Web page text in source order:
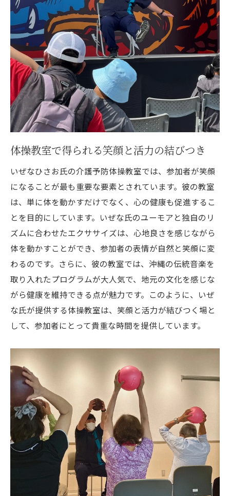
化
笑いと健康を届ける旅の記録
地域の魅力を引き出すイベント
全国のシニアが集う交流の場
沖縄発の健康法が全国を活気づける
いぜなひさお氏の魅力笑いと健康を届けるシニ
アアイドルの秘密
笑いの力を活かした健康法の魅力
ユーモアセンスが生む親しみやすさ
多才な活動がもたらす喜び
参加者から寄せられる感謝の言葉
健康と笑いを両立させる独自の手法
彼を支えるスタッフとの絆
シニア世代に大人気いぜなひさお氏の体操教室
とタレント活動
シニアに愛される体操教室の特徴
多彩なタレント活動が生む絆
健康維持に役立つ楽しい体操プログラム
歌手としての活動が広げる参加者の笑顔
タレント活動が生む地域の活性化
いぜなひさお氏が教える楽しい体操教室で健康
を取り戻すシニアたち
参加者の健康変化を支える体操教室
笑いが生む心身のリフレッシュ効果
個々に合わせたプログラムで無理なく運動
笑顔が生む健康のサイクル
参加者の声が語る体操教室の効果
体操教室で得られる笑顔と活力の結びつき
いぜなひさお氏の介護予防体操教室では、参加者が笑顔
になることが最も重要な要素とされています。彼の教室
は、単に体を動かすだけでなく、心の健康も促進するこ
とを目的にしています。いぜな氏のユーモアと独自のリ
ズムに合わせたエクササイズは、心地良さを感じながら
体を動かすことができ、参加者の表情が自然と笑顔に変
わるのです。さらに、彼の教室では、沖縄の伝統音楽を
取り入れたプログラムが大人気で、地元の文化を感じな
がら健康を維持できる点が魅力です。このように、いぜ
な氏が提供する体操教室は、笑顔と活力が結びつく場と
して、参加者にとって貴重な時間を提供しています。